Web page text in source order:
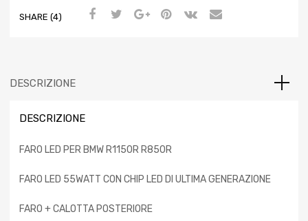
SHARE (4)
DESCRIZIONE
DESCRIZIONE
FARO LED PER BMW R1150R R850R
FARO LED 55WATT CON CHIP LED DI ULTIMA GENERAZIONE
FARO + CALOTTA POSTERIORE